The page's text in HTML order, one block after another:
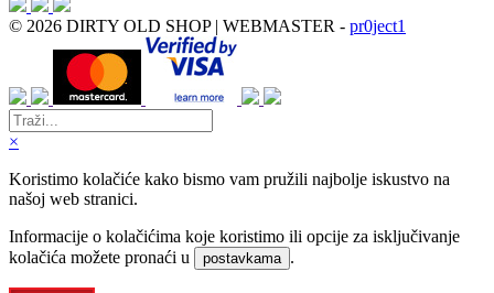
© 2026 DIRTY OLD SHOP | WEBMASTER - pr0ject1
×
Koristimo kolačiće kako bismo vam pružili najbolje iskustvo na
našoj web stranici.
Informacije o kolačićima koje koristimo ili opcije za isključivanje
kolačića možete pronaći u
postavkama .